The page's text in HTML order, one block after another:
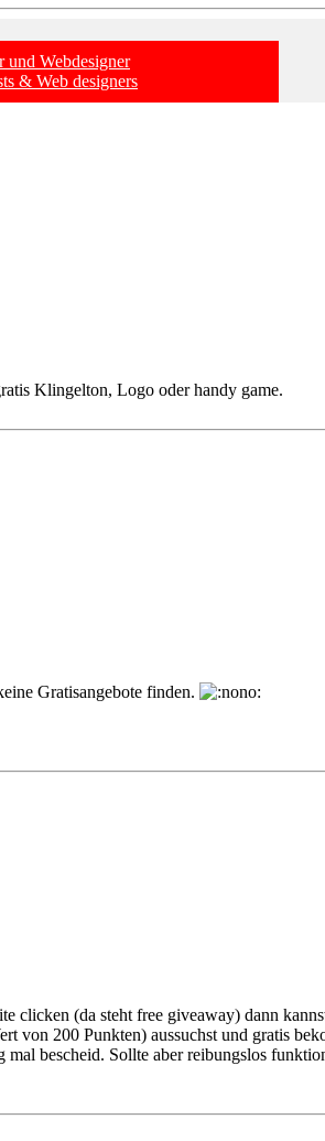
Webdesigner
& Web designers
Klingelton, Logo oder handy game.
Gratisangebote finden.
clicken (da steht free giveaway) dann
von 200 Punkten) aussuchst und gratis
bescheid. Sollte aber reibungslos